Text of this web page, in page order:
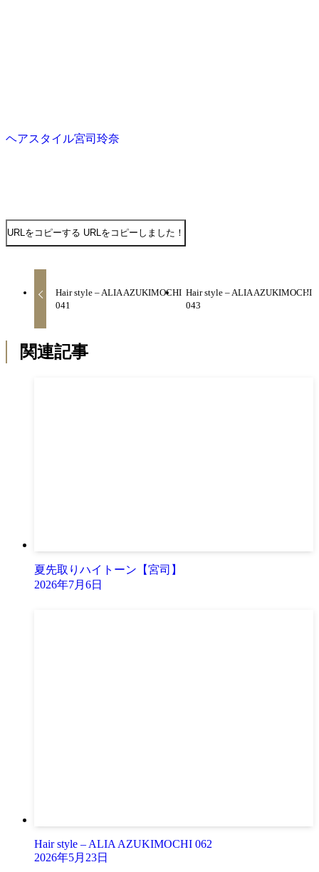
ヘアスタイル宮司玲奈
URLをコピーする URLをコピーしました！
Hair style – ALIA AZUKIMOCHI
041
Hair style – ALIA AZUKIMOCHI
043
関連記事
夏先取りハイトーン【宮司】
2026年7月6日
Hair style – ALIA AZUKIMOCHI 062
2026年5月23日